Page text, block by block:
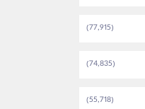
(77,915)
(74,835)
(55,718)